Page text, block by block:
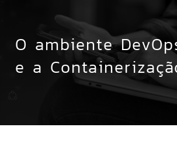
O ambiente
e a